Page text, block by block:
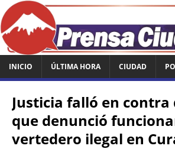
INICIO ÚLTIMA HORA CIUDAD
Justicia falló en contra
que denunció
vertedero ilegal en